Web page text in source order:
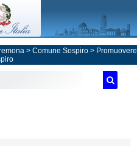
> Comune Sospiro > Promuovere